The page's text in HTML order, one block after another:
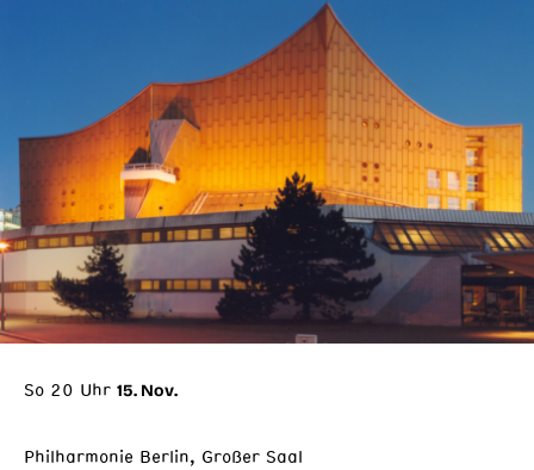
So 20 Uhr 15. Nov.
Philharmonie Berlin, Großer Saal